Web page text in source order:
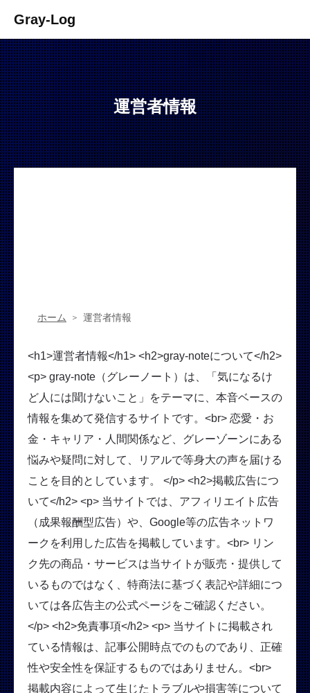
Gray-Log
運営者情報
ホーム 運営者情報
<h1>運営者情報</h1> <h2>gray-noteについて</h2>
<p> gray-note（グレーノート）は、「気になるけ
ど人には聞けないこと」をテーマに、本音ベースの
情報を集めて発信するサイトです。<br> 恋愛・お
金・キャリア・人間関係など、グレーゾーンにある
悩みや疑問に対して、リアルで等身大の声を届ける
ことを目的としています。 </p> <h2>掲載広告につ
いて</h2> <p> 当サイトでは、アフィリエイト広告
（成果報酬型広告）や、Google等の広告ネットワ
ークを利用した広告を掲載しています。<br> リン
ク先の商品・サービスは当サイトが販売・提供して
いるものではなく、特商法に基づく表記や詳細につ
いては各広告主の公式ページをご確認ください。
</p> <h2>免責事項</h2> <p> 当サイトに掲載され
ている情報は、記事公開時点でのものであり、正確
性や安全性を保証するものではありません。<br>
掲載内容によって生じたトラブルや損害等について